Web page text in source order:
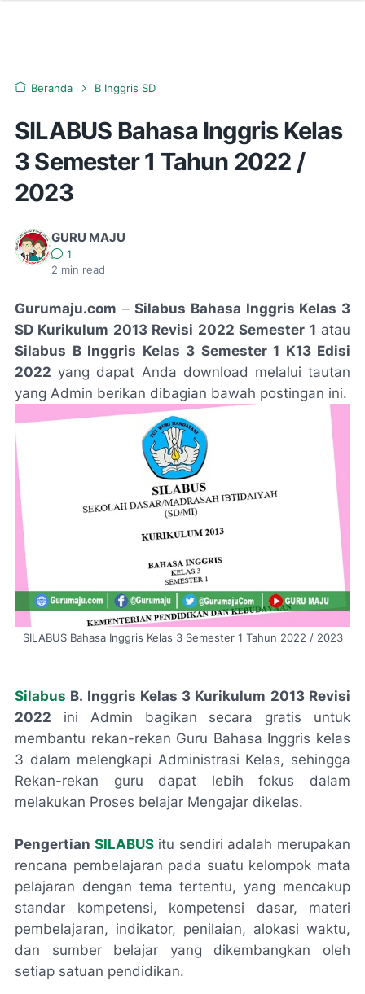
Beranda B Inggris SD
SILABUS Bahasa Inggris Kelas
3 Semester 1 Tahun 2022 /
2023
GURU MAJU
1
2 min read
Gurumaju.com –Silabus Bahasa Inggris Kelas 3
SD Kurikulum 2013 Revisi 2022 Semester 1 atau
Silabus B Inggris Kelas 3 Semester 1 K13 Edisi
2022 yang dapat Anda download melalui tautan
yang Admin berikan dibagian bawah postingan ini.
SILABUS Bahasa Inggris Kelas 3 Semester 1 Tahun 2022 / 2023
Silabus B. Inggris Kelas 3 Kurikulum 2013 Revisi
2022 ini Admin bagikan secara gratis untuk
membantu rekan-rekan Guru Bahasa Inggris kelas
3 dalam melengkapi Administrasi Kelas, sehingga
Rekan-rekan guru dapat lebih fokus dalam
melakukan Proses belajar Mengajar dikelas.
Pengertian SILABUSitu sendiri adalah merupakan
rencana pembelajaran pada suatu kelompok mata
pelajaran dengan tema tertentu, yang mencakup
standar kompetensi, kompetensi dasar, materi
pembelajaran, indikator, penilaian, alokasi waktu,
dan sumber belajar yang dikembangkan oleh
setiap satuan pendidikan.